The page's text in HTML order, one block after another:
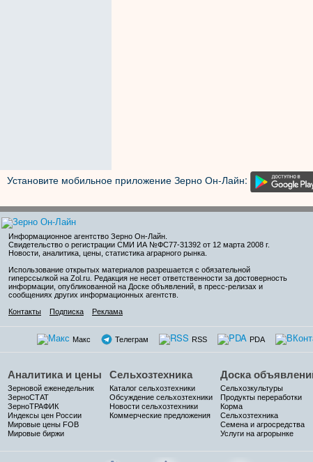
Установите мобильное приложение Зерно Он-Лайн:
Информационное агентство Зерно Он-Лайн
Свидетельство о регистрации СМИ ИА №ФС77-31392 от 12 марта 2008 г.
Новости, аналитика, цены, статистика аграрного рынка.
Использование открытых материалов разрешается с обязательной
гиперссылкой на Zol.ru. Редакция не несет ответственности за достоверность
информации, опубликованной на Доске объявлений, в пресс-релизах и
сообщениях других информационных агентств.
Контакты
Подписка Реклама
Макс Телеграм RSS PDA
Аналитика и цены
Зерновой еженедельник
ЗерноСТАТ
ЗерноТРАФИК
Индексы цен России
Мировые цены FOB
Мировые биржи
Сельхозтехника
Каталог сельхозтехники
Обсуждение сельхозтехники
Новости сельхозтехники
Коммерческие предложения
Доска
Сельхозкультуры
Продукты переработки
Корма
Сельхозтехника
Семена и агросредства
Услуги на агрорынке